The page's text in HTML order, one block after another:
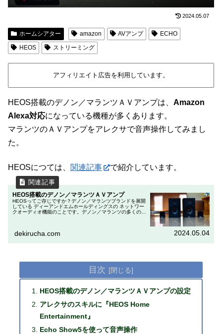
2024.05.07
ホームシアター amazon AVアンプ
ECHO
HEOS
ストリーミング
アフィリエイト広告を利用しています。
HEOS搭載のデノン／マランツＡＶアンプは、 Amazon
Alexa対応になっている機種が多くあります。
マランツのＡＶアンプをアレクサで音声操作してみまし
た。
HEOSにつては、 関連記事 で紹介しています。
HEOS搭載のデノン／マランツＡＶアンプ
HEOSってご存じですか？デノン／マランツブランドを展開
している ディーアンドエムホールディングスの ネットワー
クオーディオ機能のことです。デノン／マランツの多くのＡ
dekirucha.com 2024.05.04
目次
HEOS搭載のデノン／マランツＡＶアンプの設定
アレクサのスキルに『HEOS Home
Entertainment』
Echo Show5を使って音声操作